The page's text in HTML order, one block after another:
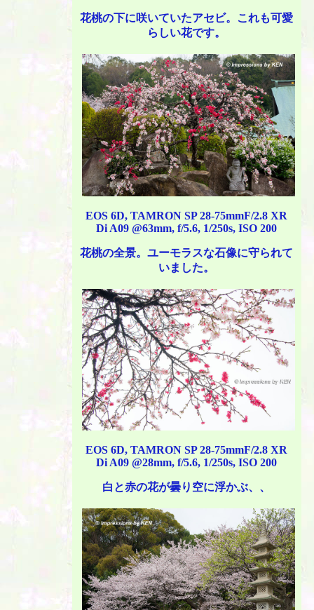
花桃の下に咲いていたアセビ。これも可愛
らしい花です。
EOS 6D, TAMRON SP 28-75mmF/2.8 XR
Di A09 @63mm, f/5.6, 1/250s, ISO 200
花桃の全景。ユーモラスな石像に守られて
いました。
EOS 6D, TAMRON SP 28-75mmF/2.8 XR
Di A09 @28mm, f/5.6, 1/250s, ISO 200
白と赤の花が曇り空に浮かぶ、、